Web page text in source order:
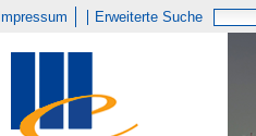
Impressum Erweiterte Suche